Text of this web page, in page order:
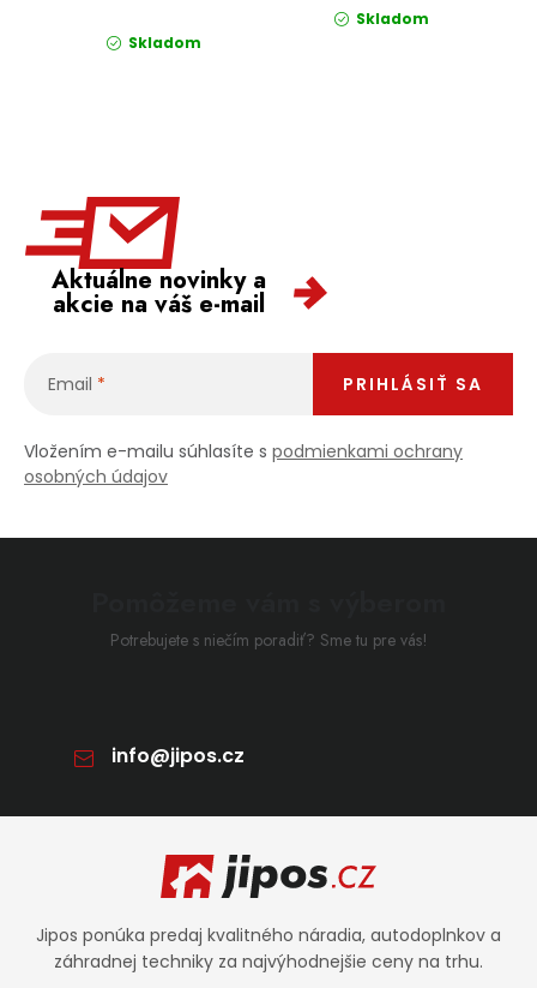
Skladom
Skladom
Aktuálne novinky a
akcie na váš e-mail
Email
Vložením e-mailu súhlasíte s podmienkami ochrany
osobných údajov
PRIHLÁSIŤ SA
Potrebujete s niečím poradiť? Sme tu pre vás!
info@jipos.cz
Zápätie
Jipos ponúka predaj kvalitného náradia, autodoplnkov a
záhradnej techniky za najvýhodnejšie ceny na trhu.